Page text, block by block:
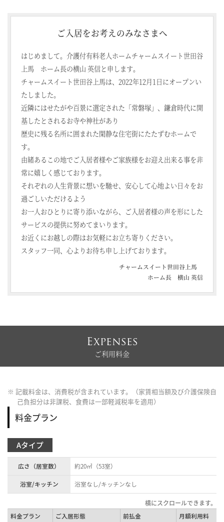
ご入居をお考えのみなさまへ
はじめまして。介護付有料老人ホームチャームスイート世田谷
上馬 ホーム長の横山 英信と申します。
チャームスイート世田谷上馬は、2022年12月1日にオープンい
たしました。
近隣にはせたがや百景に選定された「常磐塚」、鎌倉時代に開
基したとされるお寺や神社があり
歴史に残る名所に囲まれた閑静な住宅街にたたずむホームで
す。
由緒あるこの地でご入居者様やご家族様をお迎え出来る事を非
常に嬉しく感じております。
それぞれの人生背景に想いを馳せ、安心して心地よい日々をお
過ごしいただけるよう
お一人おひとりに寄り添いながら、ご入居者様の声を形にした
サービスの提供に努めてまいります。
お近くにお越しの際はお気軽にお立ち寄りください。
スタッフ一同、心よりお待ち申し上げております。
チャームスイート世田谷上馬
ホーム長 横山 英信
Expenses
ご利用料金
※ 記載料金は、消費税が含まれています。（家賃相当額及び介護保険自
己負担分は非課税、食費は一部軽減税率を適用）
料金プラン
Aタイプ
広さ（居室数）
約20㎡（53室）
浴室/キッチン
浴室なし/キッチンなし
料金プラン ご入居形態 前払金 月額利用料